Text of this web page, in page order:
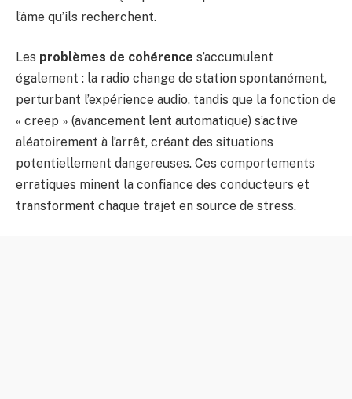
l’âme qu’ils recherchent.
Les problèmes de cohérence s’accumulent
également : la radio change de station spontanément,
perturbant l’expérience audio, tandis que la fonction de
« creep » (avancement lent automatique) s’active
aléatoirement à l’arrêt, créant des situations
potentiellement dangereuses. Ces comportements
erratiques minent la confiance des conducteurs et
transforment chaque trajet en source de stress.